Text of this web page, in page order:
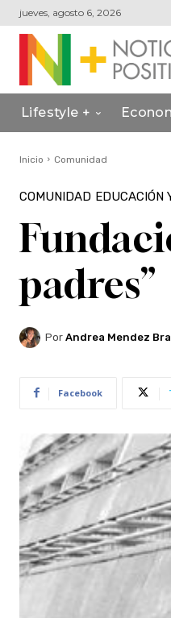
jueves, agosto 6, 2026
Lifestyle +
Inicio Comunidad
COMUNIDAD EDUCACIÓN
padres”
Por Andrea Mendez
Facebook